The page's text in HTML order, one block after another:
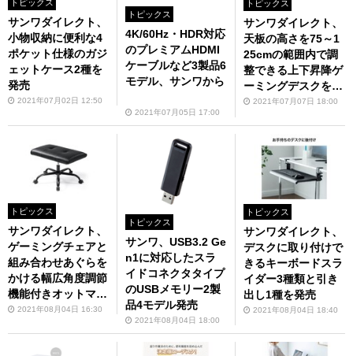
トピックス
サンワダイレクト、
小物収納に便利な4
ポケット仕様のガジ
ェットケース2種を
発売
2021年07月02日 12:50
トピックス
4K/60Hz・HDR対応
のプレミアムHDMI
ケーブルなど3製品6
モデル、サンワから
2021年07月05日 17:00
トピックス
サンワダイレクト、
天板の高さを75～1
25cmの範囲内で調
整できる上下昇降ゲ
ーミングデスクを発
売2021年07月07日 18:00
トピックス
サンワダイレクト、
ゲーミングチェアと
組み合わせあぐらを
かける幅広角度調節
機能付きオットマン
を発売
2021年08月04日 16:30
トピックス
サンワ、USB3.2 Ge
n1に対応したスラ
イドコネクタタイプ
のUSBメモリー2製
品4モデル発売
2021年08月04日 18:00
トピックス
サンワダイレクト、
デスクに取り付けで
きるキーボードスラ
イダー3種類と引き
出し1種を発売
2021年08月04日 18:40